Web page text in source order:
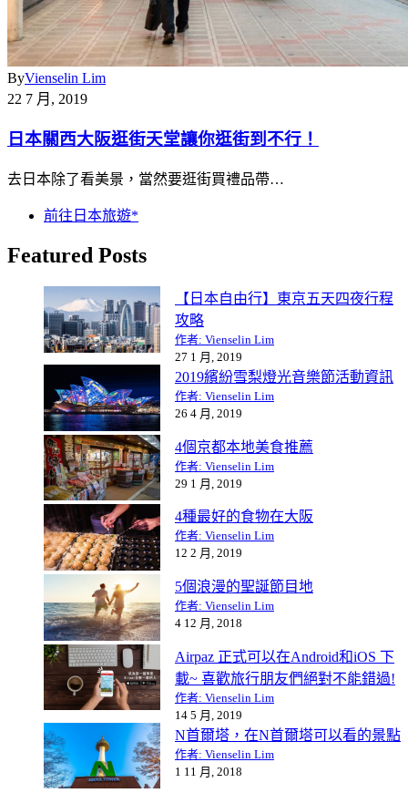
ByVienselin Lim
22 7 月, 2019
日本關西大阪逛街天堂讓你逛街到不行！
去日本除了看美景，當然要逛街買禮品帶…
前往日本旅遊*
Featured Posts
【日本自由行】東京五天四夜行程
攻略
作者: Vienselin Lim
27 1 月, 2019
2019繽紛雪梨燈光音樂節活動資訊
作者: Vienselin Lim
26 4 月, 2019
4個京都本地美食推薦
作者: Vienselin Lim
29 1 月, 2019
4種最好的食物在大阪
作者: Vienselin Lim
12 2 月, 2019
5個浪漫的聖誕節目地
作者: Vienselin Lim
4 12 月, 2018
Airpaz 正式可以在Android和iOS 下
載~ 喜歡旅行朋友們絕對不能錯過!
作者: Vienselin Lim
14 5 月, 2019
N首爾塔，在N首爾塔可以看的景點
作者: Vienselin Lim
1 11 月, 2018